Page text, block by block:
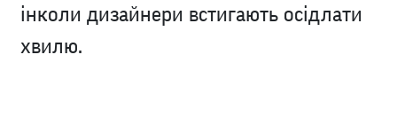
інколи дизайнери встигають осідлати
хвилю.